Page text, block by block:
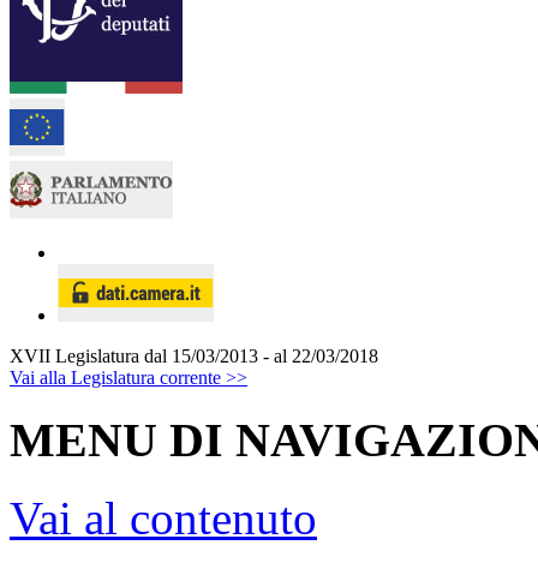
XVII Legislatura dal 15/03/2013 - al 22/03/2018
Vai alla Legislatura corrente >>
MENU DI
Vai al contenuto